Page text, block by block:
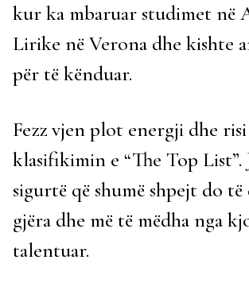
kur ka mbaruar studimet në
Lirike në Verona dhe kishte
për të kënduar.
Fezz vjen plot energji dhe
klasifikimin e “The Top List”.
sigurtë që shumë shpejt do të
gjëra dhe më të mëdha nga
talentuar.